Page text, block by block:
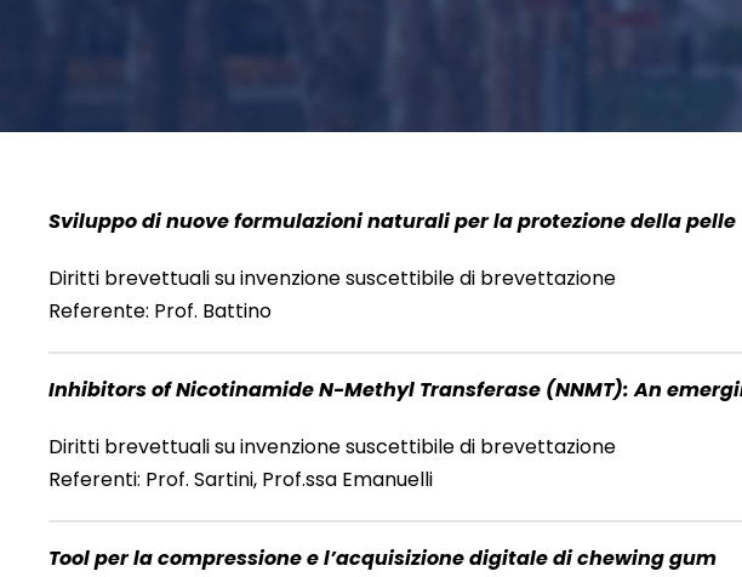
Sviluppo di nuove formulazioni naturali per la protezione della pelle
Diritti brevettuali su invenzione suscettibile di brevettazione
Referente: Prof. Battino
Inhibitors of Nicotinamide N-Methyl Transferase (NNMT): An
Diritti brevettuali su invenzione suscettibile di brevettazione
Referenti: Prof. Sartini, Prof.ssa Emanuelli
Tool per la compressione e l’acquisizione digitale di chewing gum